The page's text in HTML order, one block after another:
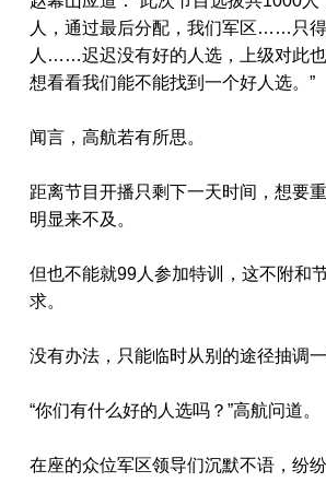
人，通过最后分配，我们军区……只
人……迟迟没有好的人选，上级对此也
想看看我们能不能找到一个好人选。”
闻言，高航若有所思。
距离节目开播只剩下一天时间，想要
明显来不及。
但也不能就99人参加特训，这不附和
求。
没有办法，只能临时从别的途径抽调一
“你们有什么好的人选吗？”高航问道。
在座的众位军区领导们沉默不语，纷纷